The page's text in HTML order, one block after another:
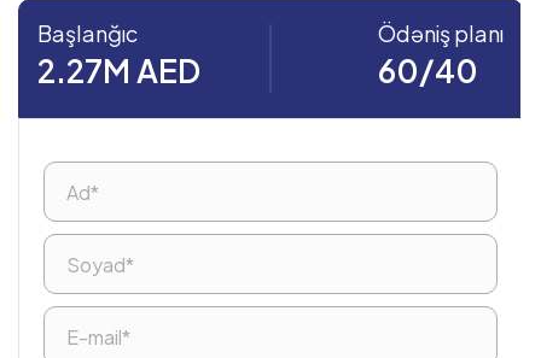
Başlanğıc
2.27M AED
Ödəniş planı
60/40